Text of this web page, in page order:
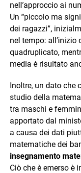
nell’approccio ai
Un “piccolo ma
dei ragazzi”,
nel tempo: all’inizio
quadruplicato,
media è risultato
Inoltre, un dato che
studio della
tra maschi e
apportato dal
a causa dei dati
matematiche dei
insegnamento
Ciò che è emerso è